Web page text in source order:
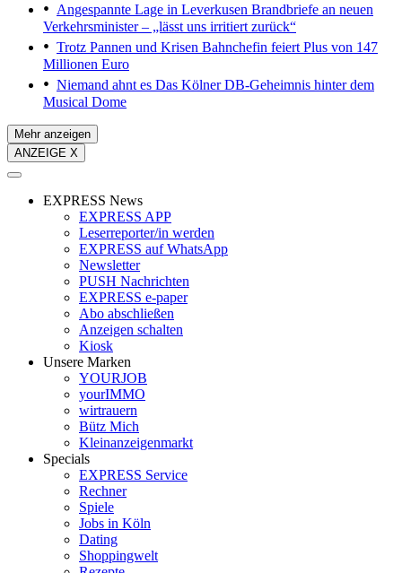
Angespannte Lage in Leverkusen Brandbriefe an neuen
Verkehrsminister – „lässt uns irritiert zurück“
Trotz Pannen und Krisen Bahnchefin feiert Plus von 147
Millionen Euro
Niemand ahnt es Das Kölner DB-Geheimnis hinter dem
Musical Dome
Mehr anzeigen
ANZEIGE X
EXPRESS News
EXPRESS APP
Leserreporter/in werden
EXPRESS auf WhatsApp
Newsletter
PUSH Nachrichten
EXPRESS e-paper
Abo abschließen
Anzeigen schalten
Kiosk
Unsere Marken
YOURJOB
yourIMMO
wirtrauern
Bütz Mich
Kleinanzeigenmarkt
Specials
EXPRESS Service
Rechner
Spiele
Jobs in Köln
Dating
Shoppingwelt